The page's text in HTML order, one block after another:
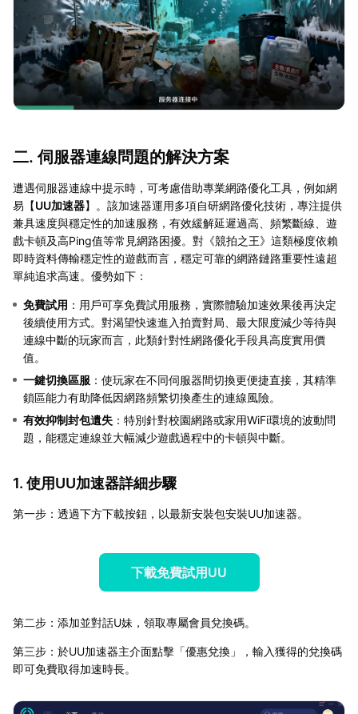
二. 伺服器連線問題的解決方案
遭遇伺服器連線中提示時，可考慮借助專業網路優化工具，例如網
易【UU加速器】。該加速器運用多項自研網路優化技術，專注提供
兼具速度與穩定性的加速服務，有效緩解延遲過高、頻繁斷線、遊
戲卡頓及高Ping值等常見網路困擾。對《競拍之王》這類極度依賴
即時資料傳輸穩定性的遊戲而言，穩定可靠的網路鏈路重要性遠超
單純追求高速。優勢如下：
免費試用 ：用戶可享免費試用服務，實際體驗加速效果後再決定
後續使用方式。對渴望快速進入拍賣對局、最大限度減少等待與
連線中斷的玩家而言，此類針對性網路優化手段具高度實用價
值。
一鍵切換區服 ：使玩家在不同伺服器間切換更便捷直接，其精準
鎖區能力有助降低因網路頻繁切換產生的連線風險。
有效抑制封包遺失 ：特別針對校園網路或家用WiFi環境的波動問
題，能穩定連線並大幅減少遊戲過程中的卡頓與中斷。
1. 使用UU加速器詳細步驟
第一步：透過下方下載按鈕，以最新安裝包安裝UU加速器。
下載免費試用UU
第二步：添加並對話U妹，領取專屬會員兌換碼。
第三步：於UU加速器主介面點擊「優惠兌換」，輸入獲得的兌換碼
即可免費取得加速時長。